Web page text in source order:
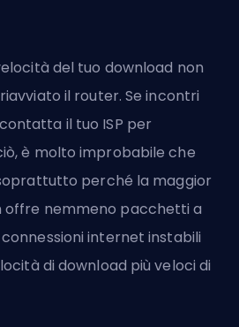
del tuo download non
il router. Se incontri
il tuo ISP per
è molto improbabile che
perché la maggior
offre nemmeno pacchetti a
internet instabili
di download più veloci di